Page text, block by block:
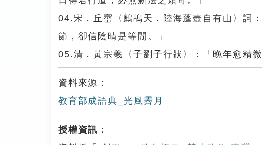
04.宋．丘崈〈鷓鴣天．陸海蓬壺自有山〉詞
節，卻信陰晴是等閒。」
05.清．黃宗羲〈子劉子行狀〉：「晚年愈精
資料來源：
教育部成語典_光風霽月
授權資訊：